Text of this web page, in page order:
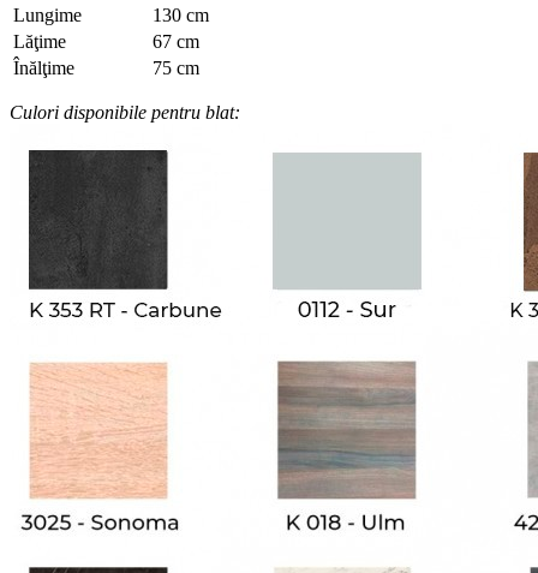
Lungime
130 cm
Lăţime
67 cm
Înălţime
75 cm
Culori disponibile pentru blat: